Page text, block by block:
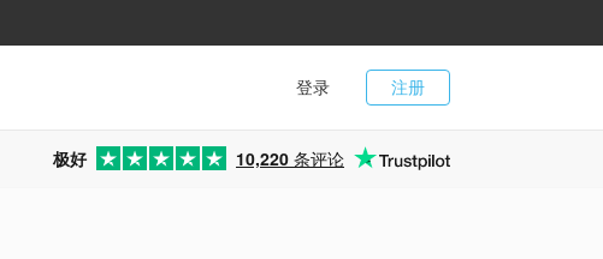
注册
登录
极好 10,220 条评论